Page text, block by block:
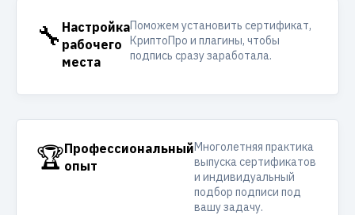
🔧 Настройка
рабочего
места
Поможем установить сертификат,
КриптоПро и плагины, чтобы
подпись сразу заработала.
🏆Профессиональный
опыт
Многолетняя практика
выпуска сертификатов
и индивидуальный
подбор подписи под
вашу задачу.